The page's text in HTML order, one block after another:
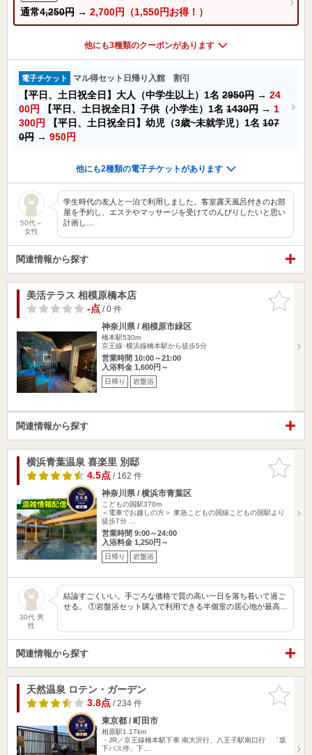
通常4,250円 → 2,700円（1,550円お得！）
他にも3種類のクーポンがあります
電子チケット マル得セット日帰り入館 割引
【平日、土日祝全日】大人（中学生以上）1名 2950円 → 24
00円
【平日、土日祝全日】子供（小学生）1名 1430円 → 1
300円
【平日、土日祝全日】幼児（3歳~未就学児）1名 107
0円 → 950円
他にも2種類の電子チケットがあります
50代～
女性
学生時代の友人と一泊で利用しました。客室露天風呂付きのお部
屋を予約し、エステやマッサージを受けてのんびりしたいと思い
計画し…
関連情報から探す
お気に入
りに追加
美活テラス 相模原橋本店
-点/ 0 件
神奈川県 / 相模原市緑区
橋本駅530m
京王線･横浜線橋本駅から徒歩5分
営業時間 10:00～21:00
入浴料金 1,600円～
日帰り 岩盤浴
関連情報から探す
お気に入
りに追加
横浜青葉温泉 喜楽里 別邸
4.5点/ 162 件
神奈川県 / 横浜市青葉区
こどもの国駅370m
＜電車でお越しの方＞ 東急こどもの国線こどもの国駅より
徒歩7分 …
営業時間 9:00～24:00
入浴料金 1,250円～
日帰り 岩盤浴
30代 男
性
結論すごくいい。手ごろな価格で質の高い一日を落ち着いて過ご
せる。 ①岩盤浴セット購入で利用できる半個室の居心地が最高…
関連情報から探す
お気に入
りに追加
天然温泉 ロテン・ガーデン
3.8点/ 234 件
東京都 / 町田市
相原駅1.17km
・JR／京王線橋本駅下車 南大沢行、八王子駅南口行 「坂
下バス停」下…